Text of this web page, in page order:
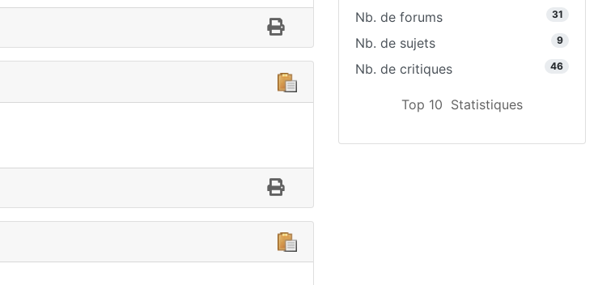
Nb. de forums 31
Nb. de sujets 9
Nb. de critiques 46
Top 10 Statistiques